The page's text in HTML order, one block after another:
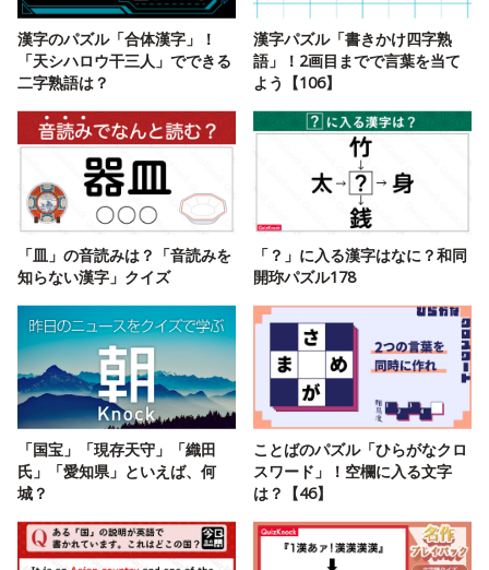
漢字のパズル「合体漢字」！
「天シハロウ干三人」でできる
二字熟語は？
漢字パズル「書きかけ四字熟
語」！2画目までで言葉を当て
よう【106】
「皿」の音読みは？「音読みを
知らない漢字」クイズ
「？」に入る漢字はなに？和同
開珎パズル178
「国宝」「現存天守」「織田
氏」「愛知県」といえば、何
城？
ことばのパズル「ひらがなクロ
スワード」！空欄に入る文字
は？【46】